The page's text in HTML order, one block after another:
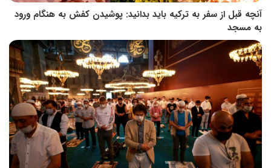
آنچه قبل از سفر به ترکیه باید بدانید: پوشیدن کفش به هنگام ورود
به مسجد